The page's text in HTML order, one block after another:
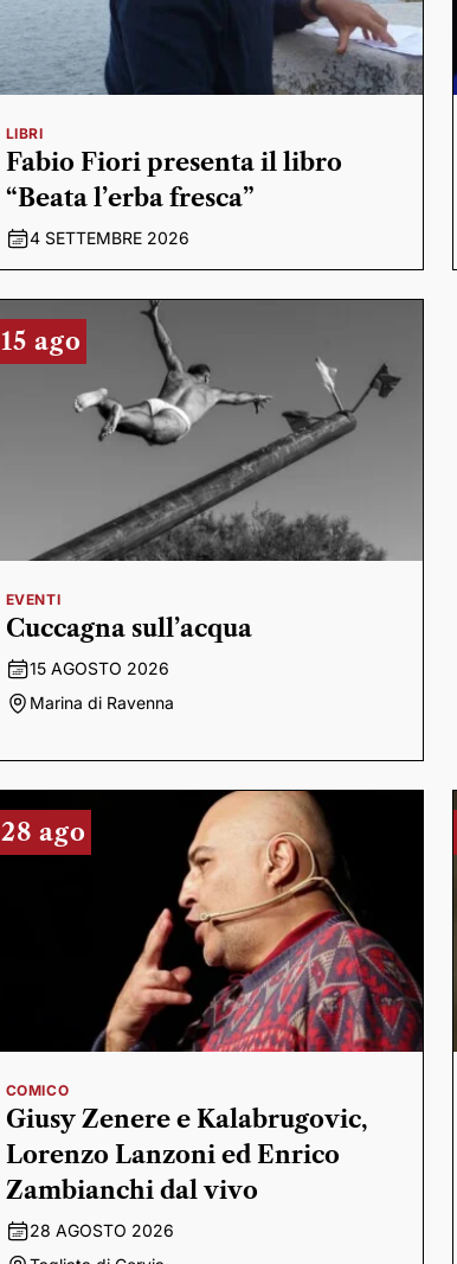
LIBRI
Fabio Fiori presenta il libro
“Beata l’erba fresca”
4 SETTEMBRE 2026
15 ago
EVENTI
Cuccagna sull’acqua
15 AGOSTO 2026
Marina di Ravenna
28 ago
COMICO
Giusy Zenere e Kalabrugovic,
Lorenzo Lanzoni ed Enrico
Zambianchi dal vivo
28 AGOSTO 2026